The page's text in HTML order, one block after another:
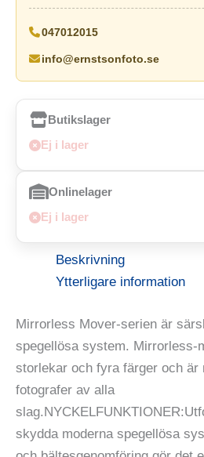
047012015
info@ernstsonfoto.se
Butikslager
Ej i lager
Onlinelager
Ej i lager
Beskrivning
Ytterligare information
Mirrorless Mover-serien är
spegellösa system. Mirrorless-
storlekar och fyra färger och är
fotografer av alla
skydda moderna spegellösa